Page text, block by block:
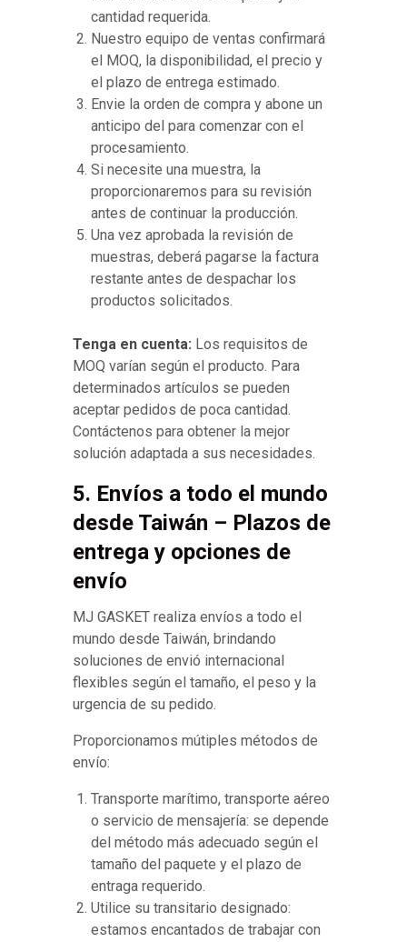
cantidad requerida.
Nuestro equipo de ventas confirmará
el MOQ, la disponibilidad, el precio y
el plazo de entrega estimado.
Envie la orden de compra y abone un
anticipo del para comenzar con el
procesamiento.
Si necesite una muestra, la
proporcionaremos para su revisión
antes de continuar la producción.
Una vez aprobada la revisión de
muestras, deberá pagarse la factura
restante antes de despachar los
productos solicitados.
Tenga en cuenta: Los requisitos de
MOQ varían según el producto. Para
determinados artículos se pueden
aceptar pedidos de poca cantidad.
Contáctenos para obtener la mejor
solución adaptada a sus necesidades.
5. Envíos a todo el mundo
desde Taiwán – Plazos de
entrega y opciones de
envío
MJ GASKET realiza envíos a todo el
mundo desde Taiwán, brindando
soluciones de envió internacional
flexibles según el tamaño, el peso y la
urgencia de su pedido.
Proporcionamos mútiples métodos de
envío:
Transporte marítimo, transporte aéreo
o servicio de mensajería: se depende
del método más adecuado según el
tamaño del paquete y el plazo de
entraga requerido.
Utilice su transitario designado:
estamos encantados de trabajar con